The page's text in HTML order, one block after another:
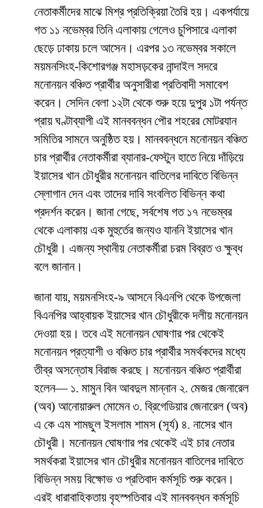
নেতাকর্মীদের মাঝে মিশ্র প্রতিক্রিয়া তৈরি হয়। একপর্যায়ে
গত ১১ নভেম্বর তিনি এলাকায় গেলেও চুপিসারে এলাকা
ছেড়ে ঢাকায় চলে আসেন। এরপর ১৩ নভেম্বর সকালে
ময়মনসিংহ-কিশোরগঞ্জ মহাসড়কের নান্দাইল সদরে
মনোনয়ন বঞ্চিত প্রার্থীর অনুসারীরা প্রতিবাদী সমাবেশ
করেন। সেদিন বেলা ১২টা থেকে শুরু হয়ে দুপুর ১টা পর্যন্ত
প্রায় ঘণ্টাব্যাপী এই মানববন্ধন পৌর শহরের মোটরযান
সমিতির সামনে অনুষ্ঠিত হয়। মানববন্ধনে মনোনয়ন বঞ্চিত
চার প্রার্থীর নেতাকর্মীরা ব্যানার-ফেস্টুন হাতে নিয়ে দাঁড়িয়ে
ইয়াসের খান চৌধুরীর মনোনয়ন বাতিলের দাবিতে বিভিন্ন
স্লোগান দেন এবং তাদের দাবি সংবলিত বিভিন্ন কথা
প্রদর্শন করেন। জানা গেছে, সর্বশেষ গত ১৭ নভেম্বর
থেকে এলাকায় এক মুহুর্তের জন্যও যাননি ইয়াসের খান
চৌধুরী। এজন্য স্থানীয় নেতাকর্মীরা চরম বিব্রত ও ক্ষুব্ধ
বলে জানান।
জানা যায়, ময়মনসিংহ-৯ আসনে বিএনপি থেকে উপজেলা
বিএনপির আহ্বায়ক ইয়াসের খান চৌধুরীকে দলীয় মনোনয়ন
দেওয়া হয়। তবে এই মনোনয়ন ঘোষণার পর থেকেই
মনোনয়ন প্রত্যাশী ও বঞ্চিত চার প্রার্থীর সমর্থকদের মধ্যে
তীব্র অসন্তোষ বিরাজ করছে। মনোনয়ন বঞ্চিত প্রার্থীরা
হলেন— ১. মামুন বিন আবদুল মান্নান ২. মেজর জেনারেল
(অব) আনোয়ারুল মোমেন ৩. ব্রিগেডিয়ার জেনারেল (অব)
এ কে এম শামছুল ইসলাম শামস (সূর্য) ৪. নাসের খান
চৌধুরী। মনোনয়ন ঘোষণার পর থেকেই এই চার নেতার
সমর্থকরা ইয়াসের খান চৌধুরীর মনোনয়ন বাতিলের দাবিতে
বিভিন্ন সময় বিক্ষোভ ও প্রতিবাদ কর্মসূচি শুরু করেন।
এরই ধারাবাহিকতায় বৃহস্পতিবার এই মানববন্ধন কর্মসূচি